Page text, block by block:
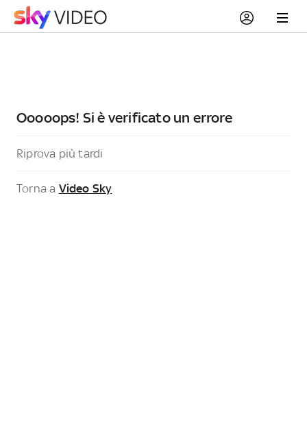
Ooooops! Si è verificato un errore
Riprova più tardi
Torna a Video Sky